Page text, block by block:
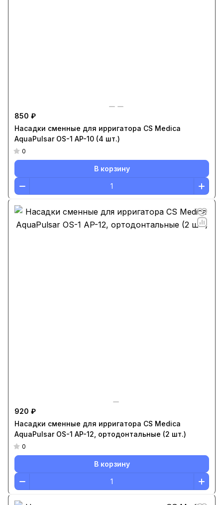
850 ₽
Насадки сменные для ирригатора CS Medica
AquaPulsar OS-1 AP-10 (4 шт.)
0
В корзину
920 ₽
Насадки сменные для ирригатора CS Medica
AquaPulsar OS-1 AP-12, ортодонтальные (2 шт.)
0
В корзину